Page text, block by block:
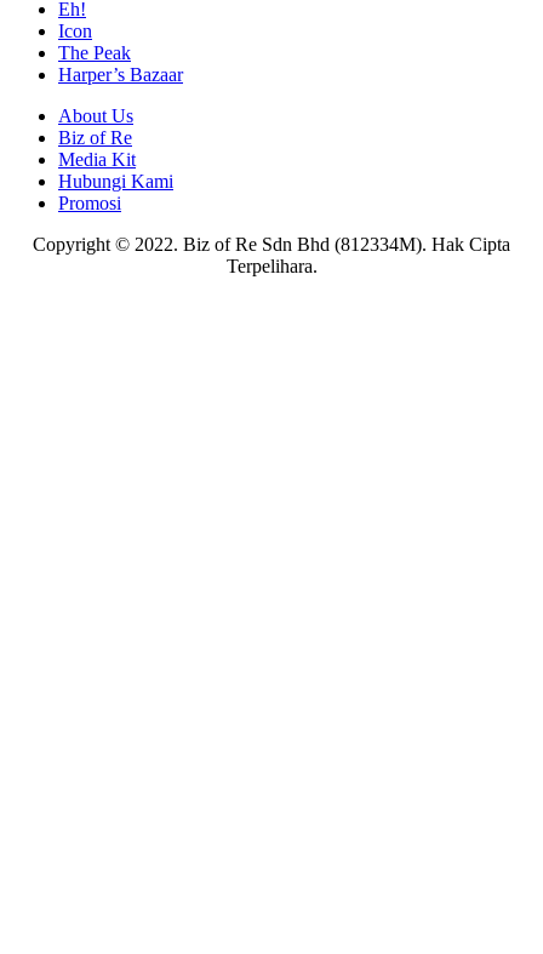
Eh!
Icon
The Peak
Harper’s Bazaar
About Us
Biz of Re
Media Kit
Hubungi Kami
Promosi
Copyright © 2022. Biz of Re Sdn Bhd (812334M). Hak Cipta
Terpelihara.